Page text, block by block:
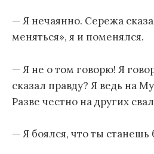
— Я нечаянно. Сережа
меняться», я и поменялся.
— Я не о том говорю! Я
сказал правду? Я ведь на
Разве честно на других
— Я боялся, что ты станешь